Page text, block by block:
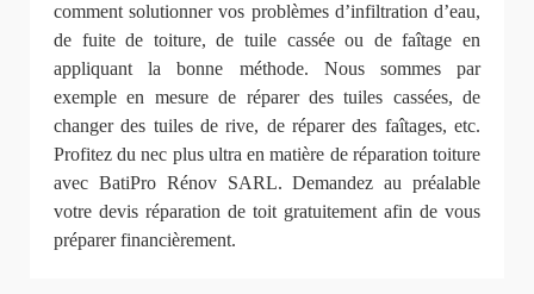
comment solutionner vos problèmes d’infiltration d’eau,
de fuite de toiture, de tuile cassée ou de faîtage en
appliquant la bonne méthode. Nous sommes par
exemple en mesure de réparer des tuiles cassées, de
changer des tuiles de rive, de réparer des faîtages, etc.
Profitez du nec plus ultra en matière de réparation toiture
avec BatiPro Rénov SARL. Demandez au préalable
votre devis réparation de toit gratuitement afin de vous
préparer financièrement.